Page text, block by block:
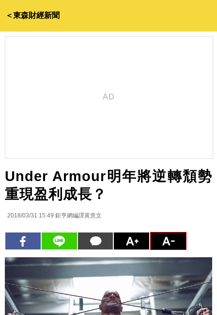
＜東森財經新聞
Under Armour明年將逆轉頹勢
重現盈利成長？
2018/03/31 15:49 鉅亨網編譯黃意文